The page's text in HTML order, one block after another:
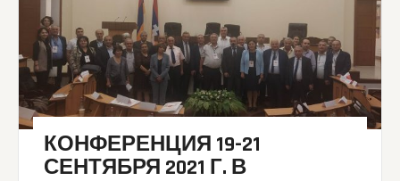
КОНФЕРЕНЦИЯ 19-21
СЕНТЯБРЯ 2021 Г. В